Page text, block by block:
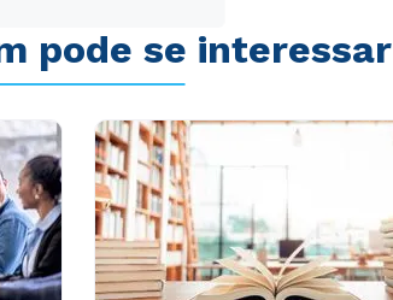
pode se interessar
com aPolítica de Privacidade.
dados sejam utilizados para o
da Cruzeiro do Sul.
com aPolítica de Privacidade.
dados sejam utilizados para o
da Cruzeiro do Sul.